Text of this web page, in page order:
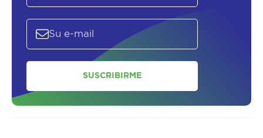
SUSCRIBIRME